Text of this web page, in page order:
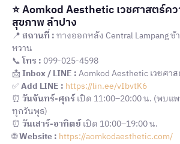
⭐ Aomkod Aesthetic เวชศาสตร์ค
สุขภาพ ลำปาง
📍 สถานที่ :ทางออกหลัง Central Lampang
หวาน
📞โทร : 099-025-4598
📩Inbox / LINE :Aomkod Aesthetic เวชศา
✅Add LINE : https://lin.ee/vIbvtK6
⏰ วันจันทร์-ศุกร์เปิด 11:00–20:00 น. (พบแ
ทุกวันพุธ)
⏰ วันเสาร์-อาทิตย์เปิด 10:00–19:00 น.
🌐Website : https://aomkodaesthetic.com/